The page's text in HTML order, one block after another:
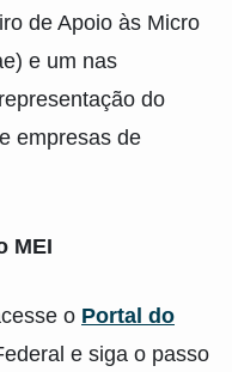
de Apoio às Micro
e um nas
do
empresas de
MEI
o Portal do
e siga o passo